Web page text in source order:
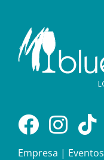
Empresa | Eventos